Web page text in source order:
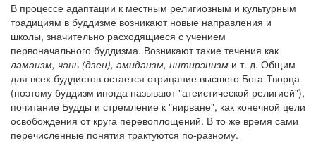
В процессе адаптации к местным религиозным и культурным
традициям в буддизме возникают новые направления и
школы, значительно расходящиеся с учением
первоначального буддизма. Возникают такие течения как
ламаизм, чань (дзен), амидаизм, нитирэнизм и т. д. Общим
для всех буддистов остается отрицание высшего Бога-Творца
(поэтому буддизм иногда называют "атеистической религией"),
почитание Будды и стремление к "нирване", как конечной цели
освобождения от круга перевоплощений. В то же время сами
перечисленные понятия трактуются по-разному.